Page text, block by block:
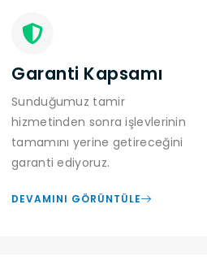
Garanti Kapsamı
Sunduğumuz tamir
hizmetinden sonra işlevlerinin
tamamını yerine getireceğini
garanti ediyoruz.
DEVAMINI GÖRÜNTÜLE